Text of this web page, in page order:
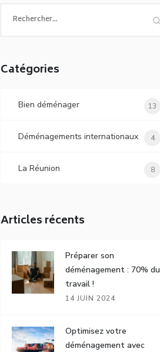
Catégories
Bien déménager 13
Déménagements internationaux 4
La Réunion 8
Articles récents
Préparer son
déménagement : 70% du
travail !
14 JUIN 2024
Optimisez votre
déménagement avec